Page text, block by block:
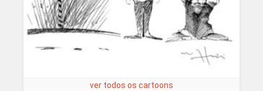
ver todos os cartoons